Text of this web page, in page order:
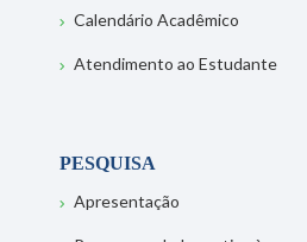
Calendário Acadêmico
Atendimento ao Estudante
PESQUISA
Apresentação